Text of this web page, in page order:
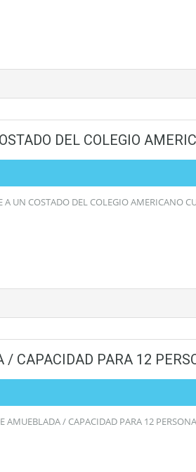
DEL COLEGIO
UN COSTADO DEL COLEGIO AMERICANO
CAPACIDAD PARA 12
AMUEBLADA / CAPACIDAD PARA 12